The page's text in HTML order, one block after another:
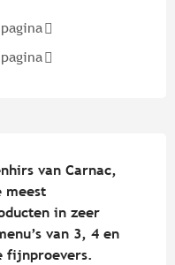
van Carnac,
meest
in zeer
van 3, 4 en
fijnproevers.